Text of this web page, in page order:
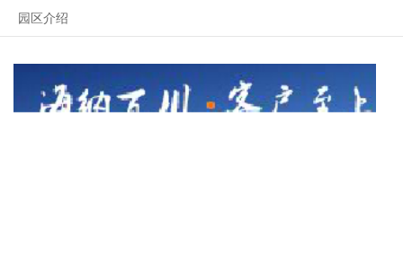
园区介绍